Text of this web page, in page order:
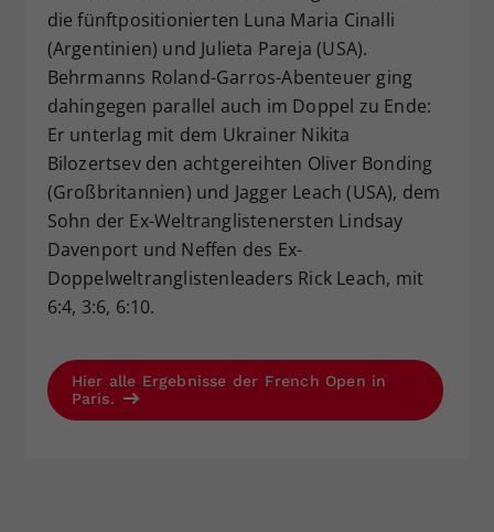
die fünftpositionierten Luna Maria Cinalli
(Argentinien) und Julieta Pareja (USA).
Behrmanns Roland-Garros-Abenteuer ging
dahingegen parallel auch im Doppel zu Ende:
Er unterlag mit dem Ukrainer Nikita
Bilozertsev den achtgereihten Oliver Bonding
(Großbritannien) und Jagger Leach (USA), dem
Sohn der Ex-Weltranglistenersten Lindsay
Davenport und Neffen des Ex-
Doppelweltranglistenleaders Rick Leach, mit
6:4, 3:6, 6:10.
Hier alle Ergebnisse der French Open in
Paris.